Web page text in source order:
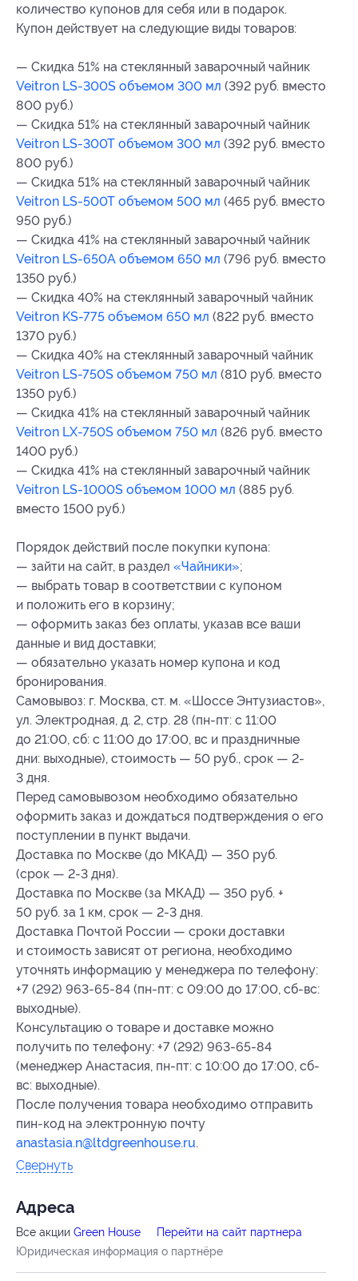
количество купонов для себя или в подарок.
Купон действует на следующие виды товаров:
— Скидка 51% на стеклянный заварочный чайник
Veitron LS-300S объемом 300 мл (392 руб. вместо
800 руб.)
— Скидка 51% на стеклянный заварочный чайник
Veitron LS-300T объемом 300 мл (392 руб. вместо
800 руб.)
— Скидка 51% на стеклянный заварочный чайник
Veitron LS-500T объемом 500 мл (465 руб. вместо
950 руб.)
— Скидка 41% на стеклянный заварочный чайник
Veitron LS-650A объемом 650 мл (796 руб. вместо
1350 руб.)
— Скидка 40% на стеклянный заварочный чайник
Veitron KS-775 объемом 650 мл (822 руб. вместо
1370 руб.)
— Скидка 40% на стеклянный заварочный чайник
Veitron LS-750S объемом 750 мл (810 руб. вместо
1350 руб.)
— Скидка 41% на стеклянный заварочный чайник
Veitron LX-750S объемом 750 мл (826 руб. вместо
1400 руб.)
— Скидка 41% на стеклянный заварочный чайник
Veitron LS-1000S объемом 1000 мл (885 руб.
вместо 1500 руб.)
Порядок действий после покупки купона:
— зайти на сайт, в раздел «Чайники»;
— выбрать товар в соответствии с купоном
и положить его в корзину;
— оформить заказ без оплаты, указав все ваши
данные и вид доставки;
— обязательно указать номер купона и код
бронирования.
Самовывоз: г. Москва, ст. м. «Шоссе Энтузиастов»,
ул. Электродная, д. 2, стр. 28 (пн-пт: с 11:00
до 21:00, сб: с 11:00 до 17:00, вс и праздничные
дни: выходные), стоимость — 50 руб., срок — 2-
3 дня.
Перед самовывозом необходимо обязательно
оформить заказ и дождаться подтверждения о его
поступлении в пункт выдачи.
Доставка по Москве (до МКАД) — 350 руб.
(срок — 2-3 дня).
Доставка по Москве (за МКАД) — 350 руб. +
50 руб. за 1 км, срок — 2-3 дня.
Доставка Почтой России — сроки доставки
и стоимость зависят от региона, необходимо
уточнять информацию у менеджера по телефону:
+7 (292) 963-65-84 (пн-пт: с 09:00 до 17:00, сб-вс:
выходные).
Консультацию о товаре и доставке можно
получить по телефону: +7 (292) 963-65-84
(менеджер Анастасия, пн-пт: с 10:00 до 17:00, сб-
вс: выходные).
После получения товара необходимо отправить
пин-код на электронную почту
anastasia.n@ltdgreenhouse.ru.
Свернуть
Адресa
Все акции Green House
Перейти на сайт партнера
Юридическая информация о партнёре